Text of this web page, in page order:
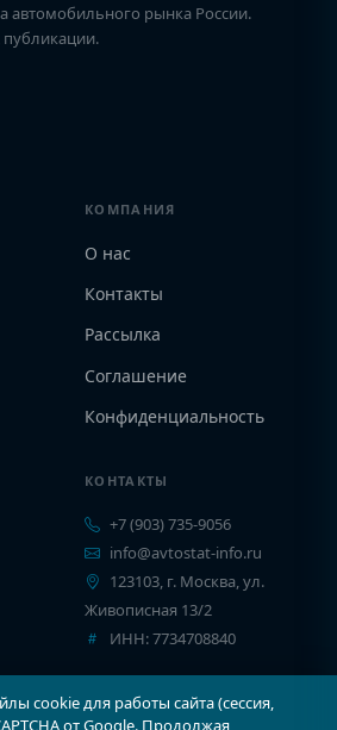
автомобильного рынка России.
КОМПАНИЯ
О нас
Контакты
Рассылка
Соглашение
Конфиденциальность
КОНТАКТЫ
+7 (903) 735-9056
info@avtostat-info.ru
123103, г. Москва, ул.
Живописная 13/2
ИНН: 7734708840
cookie для работы сайта (сессия,
от Google. Продолжая